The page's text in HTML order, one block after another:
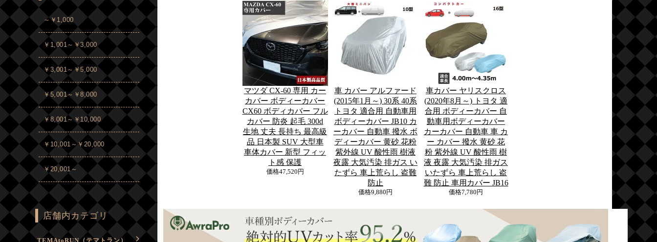
マツダ CX-60 専用 カー
カバー ボディーカバー
CX60 ボディカバー フル
カバー 防炎 起毛 300d
生地 丈夫 長持ち 最高級
品 日本製 SUV 大型車
車体カバー 新型 フィッ
ト感 保護
価格47,520円
車 カバー アルファード
(2015年1月～) 30系 40系
トヨタ 適合用 自動車用
ボディーカバー JB10 カ
ーカバー 自動車 撥水 ボ
ディーカバー 黄砂 花粉
紫外線 UV 酸性雨 樹液
夜露 大気汚染 排ガス い
たずら 車上荒らし 盗難
防止
価格9,880円
車カバー ヤリスクロス
(2020年8月～) トヨタ 適
合用 ボディーカバー 自
動車用ボディーカバー
カーカバー 自動車 車 カ
ー カバー 撥水 黄砂 花
粉 紫外線 UV 酸性雨 樹
液 夜露 大気汚染 排ガス
いたずら 車上荒らし 盗
難 防止 車用カバー JB16
価格7,780円